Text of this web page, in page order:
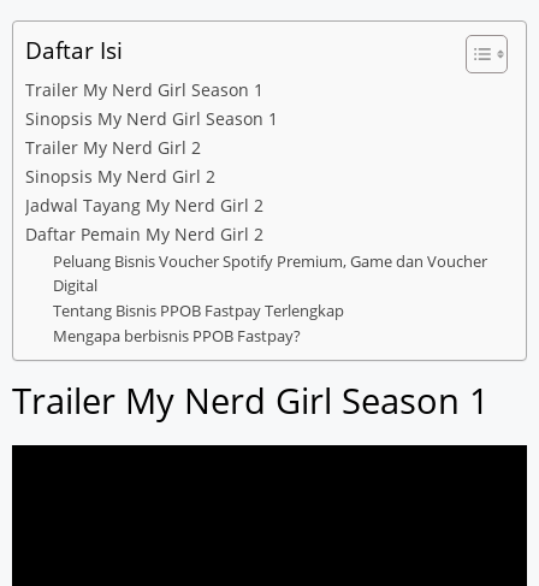
Daftar Isi
Trailer My Nerd Girl Season 1
Sinopsis My Nerd Girl Season 1
Trailer My Nerd Girl 2
Sinopsis My Nerd Girl 2
Jadwal Tayang My Nerd Girl 2
Daftar Pemain My Nerd Girl 2
Peluang Bisnis Voucher Spotify Premium, Game dan Voucher
Digital
Tentang Bisnis PPOB Fastpay Terlengkap
Mengapa berbisnis PPOB Fastpay?
Trailer My Nerd Girl Season 1